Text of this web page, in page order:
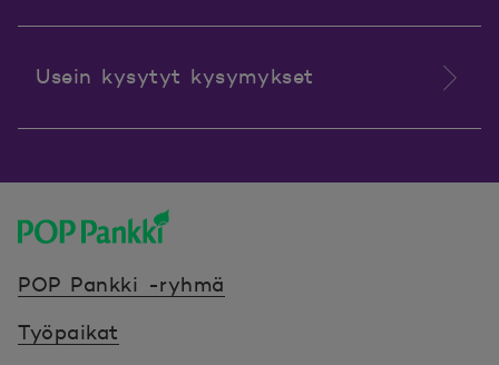
Usein kysytyt kysymykset
POP Pankki -ryhmä
Työpaikat